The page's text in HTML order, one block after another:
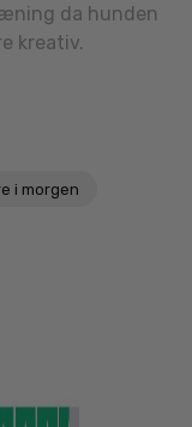
da hunden
kreativ.
i morgen